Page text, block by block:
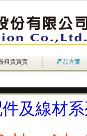
租賃買賣 產品方案
及線材